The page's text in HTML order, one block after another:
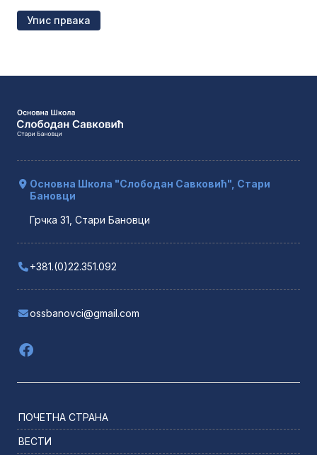
Упис првака
Основна Школа "Слободан Савковић", Стари
Бановци
Грчка 31, Стари Бановци
+381.(0)22.351.092
ossbanovci@gmail.com
ПОЧЕТНА СТРАНА
ВЕСТИ